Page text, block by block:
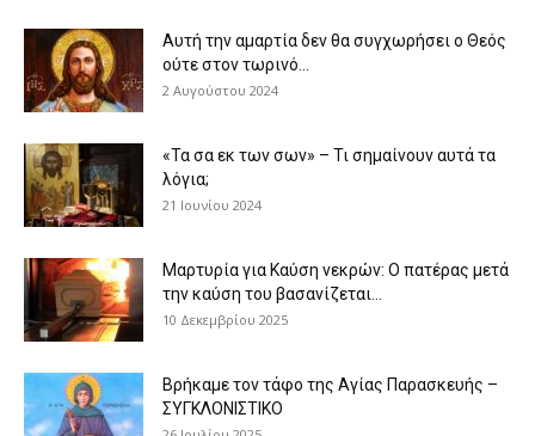
Αυτή την αμαρτία δεν θα συγχωρήσει ο Θεός
ούτε στον τωρινό...
2 Αυγούστου 2024
«Τα σα εκ των σων» – Τι σημαίνουν αυτά τα
λόγια;
21 Ιουνίου 2024
Μαρτυρία για Καύση νεκρών: Ο πατέρας μετά
την καύση του βασανίζεται...
10 Δεκεμβρίου 2025
Βρήκαμε τον τάφο της Αγίας Παρασκευής –
ΣΥΓΚΛΟΝΙΣΤΙΚΟ